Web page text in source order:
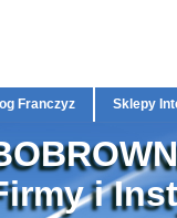
Franczyz Sklepy
i